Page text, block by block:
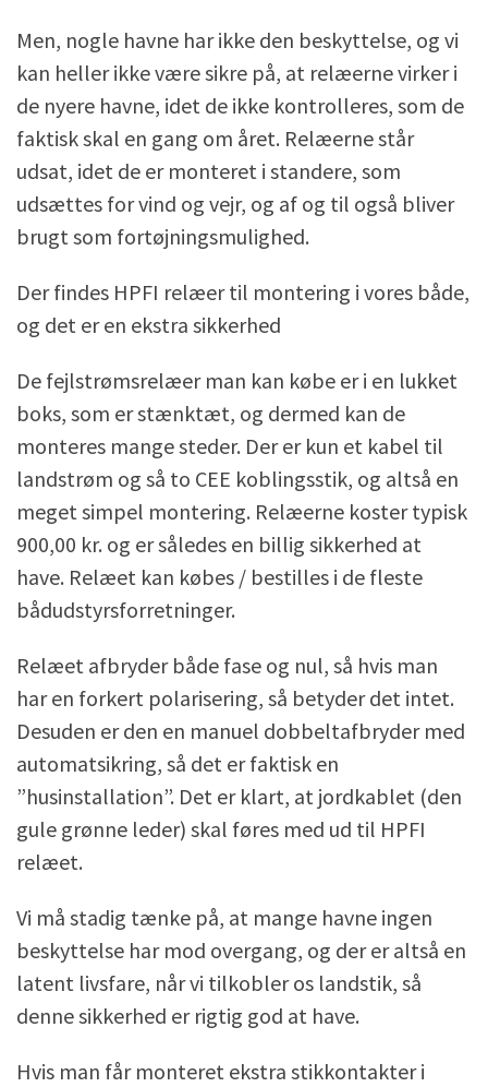
Men, nogle havne har ikke den beskyttelse, og vi
kan heller ikke være sikre på, at relæerne virker i
de nyere havne, idet de ikke kontrolleres, som de
faktisk skal en gang om året. Relæerne står
udsat, idet de er monteret i standere, som
udsættes for vind og vejr, og af og til også bliver
brugt som fortøjningsmulighed.
Der findes HPFI relæer til montering i vores både,
og det er en ekstra sikkerhed
De fejlstrømsrelæer man kan købe er i en lukket
boks, som er stænktæt, og dermed kan de
monteres mange steder. Der er kun et kabel til
landstrøm og så to CEE koblingsstik, og altså en
meget simpel montering. Relæerne koster typisk
900,00 kr. og er således en billig sikkerhed at
have. Relæet kan købes / bestilles i de fleste
bådudstyrsforretninger.
Relæet afbryder både fase og nul, så hvis man
har en forkert polarisering, så betyder det intet.
Desuden er den en manuel dobbeltafbryder med
automatsikring, så det er faktisk en
”husinstallation”. Det er klart, at jordkablet (den
gule grønne leder) skal føres med ud til HPFI
relæet.
Vi må stadig tænke på, at mange havne ingen
beskyttelse har mod overgang, og der er altså en
latent livsfare, når vi tilkobler os landstik, så
denne sikkerhed er rigtig god at have.
Hvis man får monteret ekstra stikkontakter i